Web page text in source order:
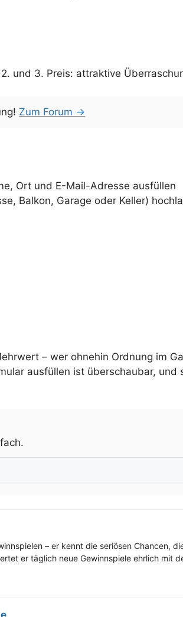
und 3. Preis: attraktive
Zum Forum →
Ort und E-Mail-Adresse ausfüllen
Balkon, Garage oder Keller)
– wer ohnehin Ordnung im
ausfüllen ist überschaubar, und
– er kennt die seriösen Chancen,
er täglich neue Gewinnspiele ehrlich mit